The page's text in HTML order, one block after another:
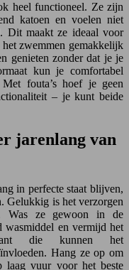
heel functioneel. Ze zijn
katoen en voelen niet
Dit maakt ze ideaal voor
zwemmen gemakkelijk
genieten zonder dat je je
kun je comfortabel
fouta’s hoef je geen
– je kunt beide
jarenlang van
in perfecte staat blijven,
Gelukkig is het verzorgen
Was ze gewoon in de
wasmiddel en vermijd het
die kunnen het
Hang ze op om
vuur voor het beste